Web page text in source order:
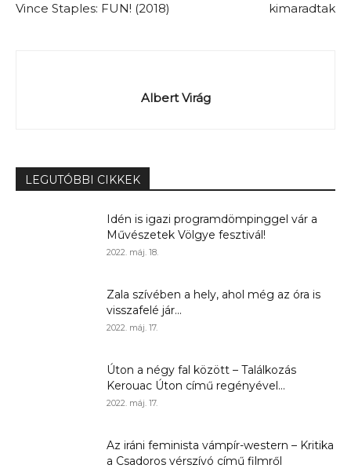
Vince Staples: FUN! (2018)
kimaradtak
Albert Virág
LEGUTÓBBI CIKKEK
Idén is igazi programdömpinggel vár a
Művészetek Völgye fesztivál!
2022. máj. 18.
Zala szívében a hely, ahol még az óra is
visszafelé jár...
2022. máj. 17.
Úton a négy fal között – Találkozás
Kerouac Úton című regényével...
2022. máj. 17.
Az iráni feminista vámpír-western – Kritika
a Csadoros vérszívó című filmről